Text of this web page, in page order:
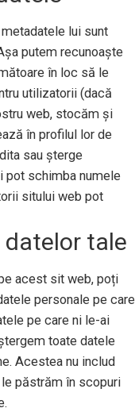
lui sunt
putem recunoaște
în loc să le
utilizatorii (dacă
web, stocăm și
în profilul lor de
sau șterge
pot schimba numele
sitului web pot
datelor tale
acest sit web, poți
personale pe care
pe care ni le-ai
toate datele
Acestea nu includ
păstrăm în scopuri